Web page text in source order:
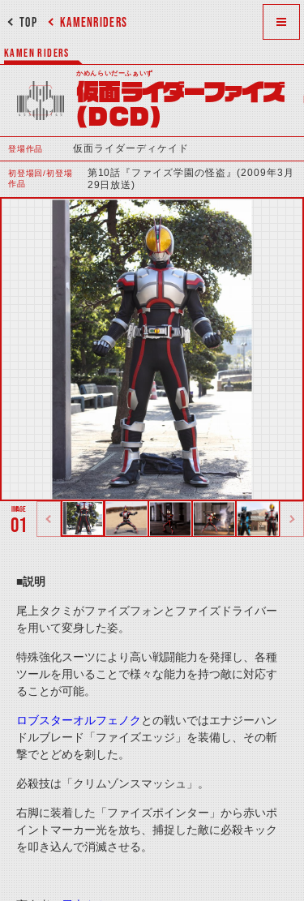
KAMENRIDERS
TOP
KAMEN RIDERS
かめんらいだーふぁいず
仮面ライダーファイズ
(DCD)
登場作品 仮面ライダーディケイド
初登場回/初登場
作品
第10話『ファイズ学園の怪盗』(2009年3月
29日放送)
01
■説明
尾上タクミがファイズフォンとファイズドライバー
を用いて変身した姿。
特殊強化スーツにより高い戦闘能力を発揮し、各種
ツールを用いることで様々な能力を持つ敵に対応す
ることが可能。
ロブスターオルフェノク との戦いではエナジーハン
ドルブレード「ファイズエッジ」を装備し、その斬
撃でとどめを刺した。
必殺技は「クリムゾンスマッシュ」。
右脚に装着した「ファイズポインター」から赤いポ
イントマーカー光を放ち、捕捉した敵に必殺キック
を叩き込んで消滅させる。